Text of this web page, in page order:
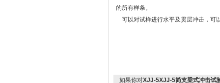
的所有样条。
可以对试样进行水平及贯层冲击，可
如果你对XJJ-5XJJ-5简支梁式冲击试